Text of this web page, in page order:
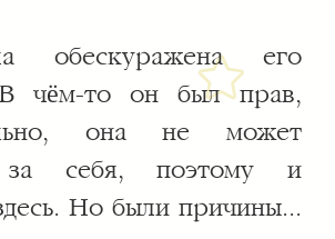
обескуражена его
чём-то он был прав,
она не может
за себя, поэтому и
Но были причины...